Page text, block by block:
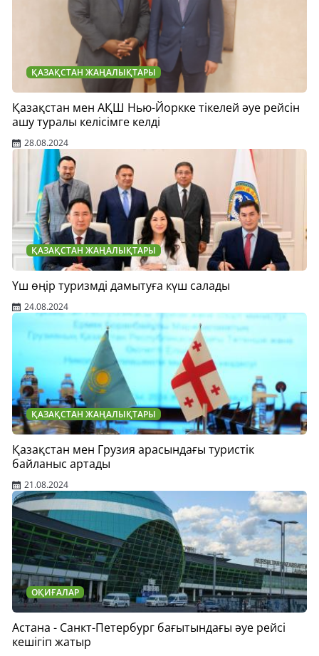
ҚАЗАҚСТАН ЖАҢАЛЫҚТАРЫ
Қазақстан мен АҚШ Нью-Йоркке тікелей әуе рейсін
ашу туралы келісімге келді
28.08.2024
ҚАЗАҚСТАН ЖАҢАЛЫҚТАРЫ
Үш өңір туризмді дамытуға күш салады
24.08.2024
ҚАЗАҚСТАН ЖАҢАЛЫҚТАРЫ
Қазақстан мен Грузия арасындағы туристік
байланыс артады
21.08.2024
ОҚИҒАЛАР
Астана - Санкт-Петербург бағытындағы әуе рейсі
кешігіп жатыр